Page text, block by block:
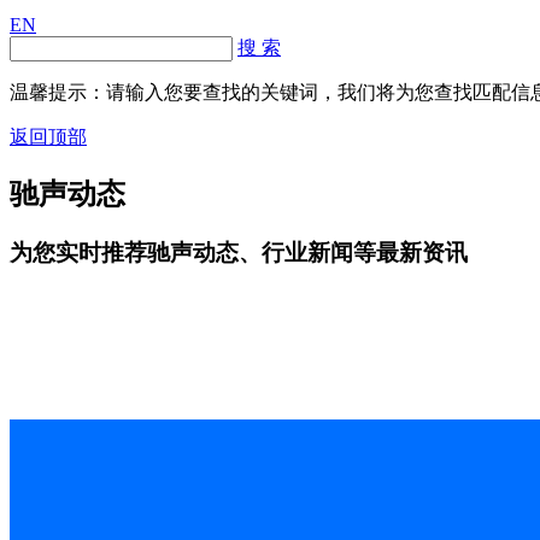
EN
搜 索
温馨提示：请输入您要查找的关键词，我们将为您查找匹配信
返回顶部
驰声动态
为您实时推荐驰声动态、行业新闻等最新资讯